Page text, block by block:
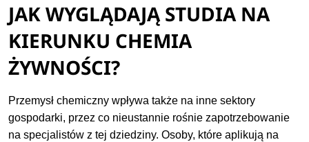
JAK WYGLĄDAJĄ STUDIA NA
KIERUNKU CHEMIA
ŻYWNOŚCI?
Przemysł chemiczny wpływa także na inne sektory
gospodarki, przez co nieustannie rośnie zapotrzebowanie
na specjalistów z tej dziedziny. Osoby, które aplikują na